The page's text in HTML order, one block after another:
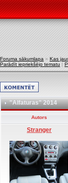
Foruma sākumlapa » Kas
Parādīt iepriekšējo tematu |
"Alfaturas" 2014
Autors
Stranger